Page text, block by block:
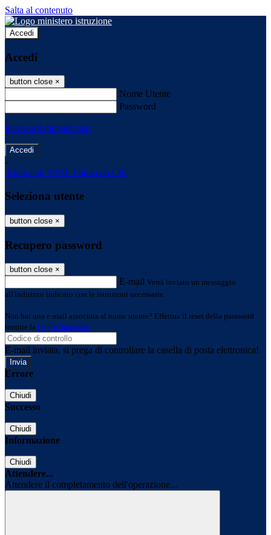
Salta al contenuto
Accedi
Accedi
button close ×
Nome Utente
Password
Password dimenticata?
-
Entra con SPID Entra con CIE
Seleziona utente
button close ×
Recupero password
button close ×
E-mail Verrà inviato un messaggio
all'indirizzo indicato con le istruzioni necessarie.
Non hai una e-mail associata al nome utente? Effettua il reset della password
tramite la Login Spaggiari
E-mail inviata, si prega di controllare la casella di posta elettronica!
Errore
Chiudi
Successo
Chiudi
Informazione
Chiudi
Attendere...
Attendere il completamento dell'operazione...